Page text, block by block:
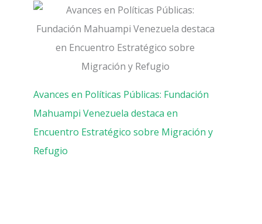
Avances en Políticas Públicas: Fundación
Mahuampi Venezuela destaca en
Encuentro Estratégico sobre Migración y
Refugio